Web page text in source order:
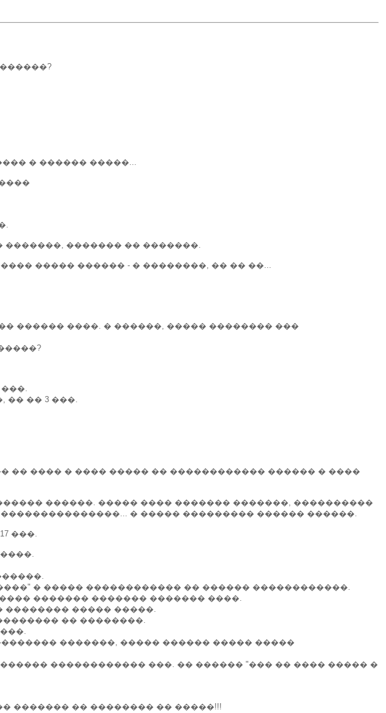
� ������ �����...
������� �� �������.
����� ������ - � ��������, �� �� ��...
������ ����. � ������, ����� �������� ���
�� 3 ���.
���� � ���� ����� �� ������������ ������ � ����
������. ����� ���� ������� �������, ����������
� ����� ��������� ������ ������.
���.
� ����� ������������ �� ������ ������������.
������� ������� ������� ����.
�������� ����� �����.
�� ��������.
�������, ����� ������ ����� �����
������������ ���. �� ������ "��� �� ���� ����� �
������� �� �������� �� �����!!!